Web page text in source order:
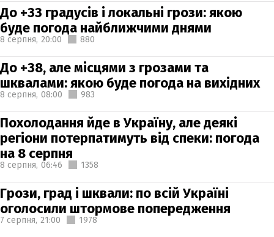
До +33 градусів і локальні грози: якою
буде погода найближчими днями
8 серпня, 20:00 880
До +38, але місцями з грозами та
шквалами: якою буде погода на вихідних
8 серпня, 08:00 983
Похолодання йде в Україну, але деякі
регіони потерпатимуть від спеки: погода
на 8 серпня
8 серпня, 06:46 1358
Грози, град і шквали: по всій Україні
оголосили штормове попередження
7 серпня, 21:00 1978